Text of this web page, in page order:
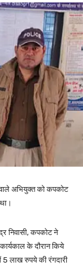
अभियुक्त को कपकोट
निवासी, कपकोट ने
के दौरान किये
लाख रुपये की रंगदारी